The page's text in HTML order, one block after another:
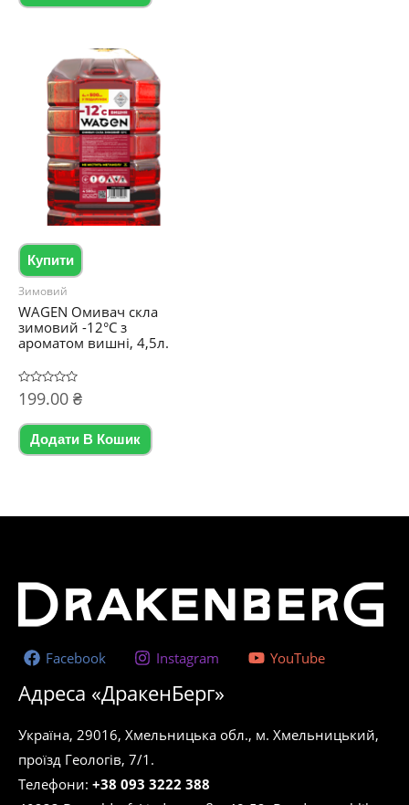
Купити
Зимовий
WAGEN Омивач скла
зимовий -12°C з
ароматом вишні, 4,5л.
Оцінено
в
з
199.00 ₴
Додати В Кошик
Facebook Instagram YouTube
Адреса «ДракенБерг»
Україна, 29016, Хмельницька обл., м. Хмельницький,
проїзд Геологів, 7/1.
Телефони: +38 093 3222 388